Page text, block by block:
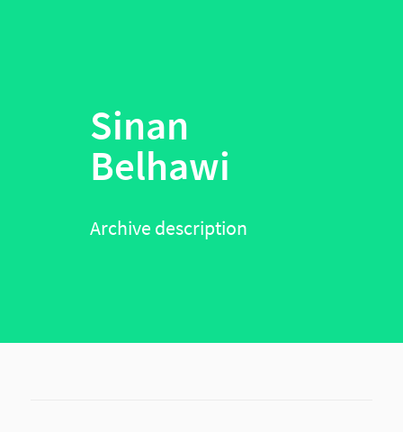
Sinan
Belhawi
Archive description